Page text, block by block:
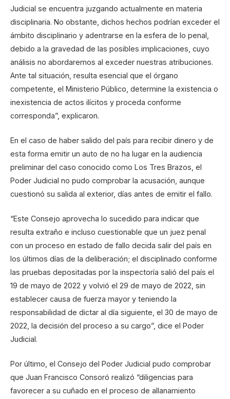
Judicial se encuentra juzgando actualmente en materia
disciplinaria. No obstante, dichos hechos podrían exceder el
ámbito disciplinario y adentrarse en la esfera de lo penal,
debido a la gravedad de las posibles implicaciones, cuyo
análisis no abordaremos al exceder nuestras atribuciones.
Ante tal situación, resulta esencial que el órgano
competente, el Ministerio Público, determine la existencia o
inexistencia de actos ilícitos y proceda conforme
corresponda”, explicaron.
En el caso de haber salido del país para recibir dinero y de
esta forma emitir un auto de no ha lugar en la audiencia
preliminar del caso conocido como Los Tres Brazos, el
Poder Judicial no pudo comprobar la acusación, aunque
cuestionó su salida al exterior, días antes de emitir el fallo.
“Este Consejo aprovecha lo sucedido para indicar que
resulta extraño e incluso cuestionable que un juez penal
con un proceso en estado de fallo decida salir del país en
los últimos días de la deliberación; el disciplinado conforme
las pruebas depositadas por la inspectoría salió del país el
19 de mayo de 2022 y volvió el 29 de mayo de 2022, sin
establecer causa de fuerza mayor y teniendo la
responsabilidad de dictar al día siguiente, el 30 de mayo de
2022, la decisión del proceso a su cargo”, dice el Poder
Judicial.
Por último, el Consejo del Poder Judicial pudo comprobar
que Juan Francisco Consoró realizó “diligencias para
favorecer a su cuñado en el proceso de allanamiento